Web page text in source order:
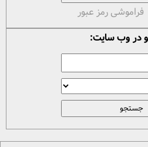
فراموشی رمز عبور
در وب سایت: